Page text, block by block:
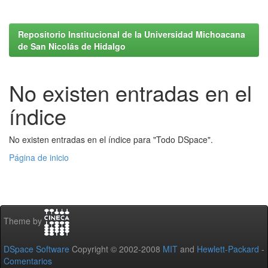
Repositorio Institucional de la Universidad Michoacana
de San Nicolás de Hidalgo
No existen entradas en el
índice
No existen entradas en el índice para "Todo DSpace".
Página de inicio
Theme by
DSpace Software Copyright © 2002-2008 MIT and Hewlett-Packard -
Comentarios